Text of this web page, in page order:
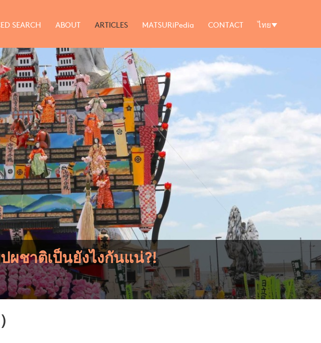
SEARCH ABOUT ARTICLES MATSURiPedia CONTACT ไทย
ชาติเป็นยังไงกันแน่?!